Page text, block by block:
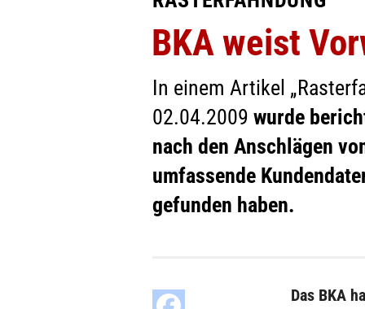
BKA weist
In einem Artikel
02.04.2009 wurde
nach den Anschlägen
umfassende
gefunden haben.
Das BKA